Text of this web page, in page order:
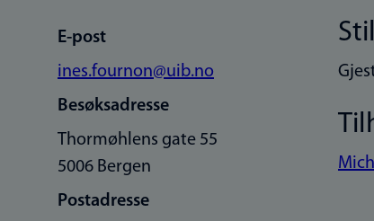
E-post
ines.fournon@uib.no
Besøksadresse
Thormøhlens gate 55
5006 Bergen
Postadresse